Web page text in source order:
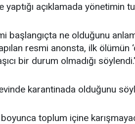
yaptığı açıklamada yönetimin
başlangıçta ne olduğunu
resmi anonsta, ilk ölümün
bir durum olmadığı
karantinada olduğunu
toplum içine